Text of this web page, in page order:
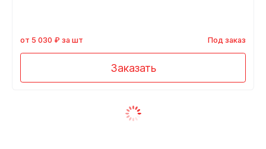
от 5 030 ₽ за шт Под заказ
Заказать